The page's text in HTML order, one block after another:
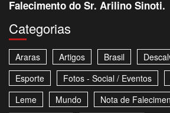
Falecimento do Sr. Arilino Sinoti.
Categorias
Araras Artigos Brasil
Esporte
Fotos - Social / Eventos
Leme
Mundo Nota de